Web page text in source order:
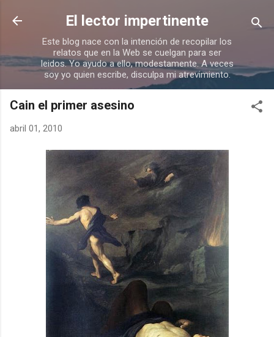
Ir al contenido principal
El lector impertinente
Este blog nace con la intención de recopilar los
relatos que en la Web se cuelgan para ser
leidos. Yo ayudo a ello, modestamente. A veces
soy yo quien escribe, disculpa mi atrevimiento.
Cain el primer asesino
abril 01, 2010